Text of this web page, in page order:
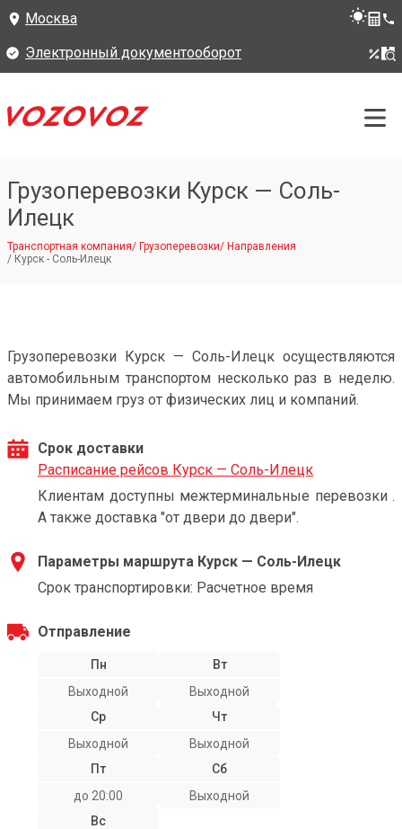
Москва
Электронный документооборот
Грузоперевозки Курск — Соль-
Илецк
Транспортная компания/ Грузоперевозки/ Направления
/ Курск - Соль-Илецк
Грузоперевозки Курск — Соль-Илецк осуществляются
автомобильным транспортом несколько раз в неделю.
Мы принимаем груз от физических лиц и компаний.
Срок доставки
Расписание рейсов Курск — Соль-Илецк
Клиентам доступны межтерминальные перевозки .
А также доставка "от двери до двери".
Параметры маршрута Курск — Соль-Илецк
Срок транспортировки: Расчетное время
Отправление
Пн
Выходной
Вт
Выходной
Ср
Выходной
Чт
Выходной
Пт
до 20:00
Сб
Выходной
Вс